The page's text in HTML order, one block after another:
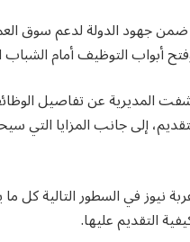
ضمن جهود الدولة لدعم سوق
أبواب التوظيف أمام الشباب
المديرية عن تفاصيل
إلى جانب المزايا التي
نيوز في السطور التالية كل
التقديم عليها.